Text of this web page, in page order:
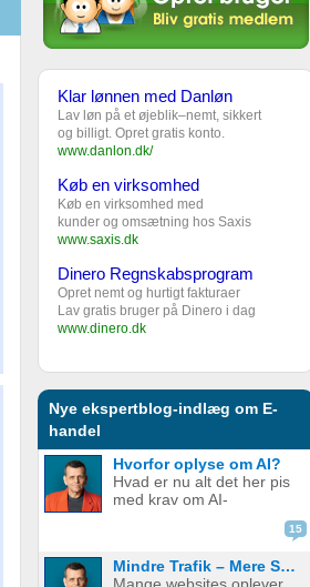
Klar lønnen med Danløn
Lav løn på et øjeblik–nemt, sikkert
og billigt. Opret gratis konto.
www.danlon.dk/
Køb en virksomhed
Køb en virksomhed med
kunder og omsætning hos Saxis
www.saxis.dk
Dinero Regnskabsprogram
Opret nemt og hurtigt fakturaer
Lav gratis bruger på Dinero i dag
www.dinero.dk
Nye ekspertblog-indlæg om E-
handel
Hvorfor oplyse om AI?
Hvad er nu alt det her pis
med krav om AI-
have det. Spotify vil have
hopper også med på
15
Mindre Trafik – Mere Salg
Mange websites oplever